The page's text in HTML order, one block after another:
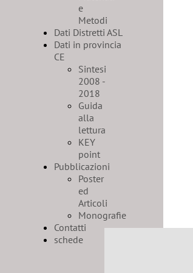
e
Metodi
Dati Distretti ASL
Dati in provincia
CE
Sintesi
2008 -
2018
Guida
alla
lettura
KEY
point
Pubblicazioni
Poster
ed
Articoli
Monografie
Contatti
schede